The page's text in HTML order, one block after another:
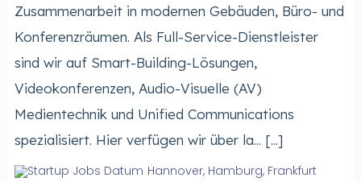
Zusammenarbeit in modernen Gebäuden, Büro- und
Konferenzräumen. Als Full-Service-Dienstleister
sind wir auf Smart-Building-Lösungen,
Videokonferenzen, Audio-Visuelle (AV)
Medientechnik und Unified Communications
spezialisiert. Hier verfügen wir über la... [...]
Hannover, Hamburg, Frankfurt